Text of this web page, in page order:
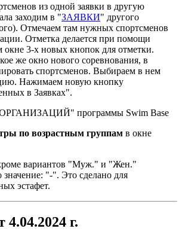
из одной заявки в другую
заходим в "ЗАЯВКИ" другого
Отмечаем там нужных спортсменов
Отметка делается при помощи
окне 3-х новых кнопок для отметки.
же окно нового соревнования, в
спортсменов. Выбираем в нем
Нажимаем новую кнопку
в Заявках".
по возрастным группам в окне
вариантов "Муж." и "Жен."
значение: "-". Это сделано для
эстафет.
4.04.2024 г.